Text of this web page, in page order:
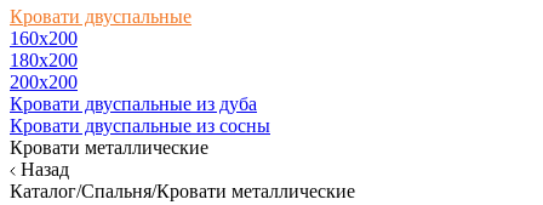
Кровати двуспальные
160х200
180x200
200x200
Кровати двуспальные из дуба
Кровати двуспальные из сосны
Кровати металлические
Назад
Каталог/Спальня/Кровати металлические